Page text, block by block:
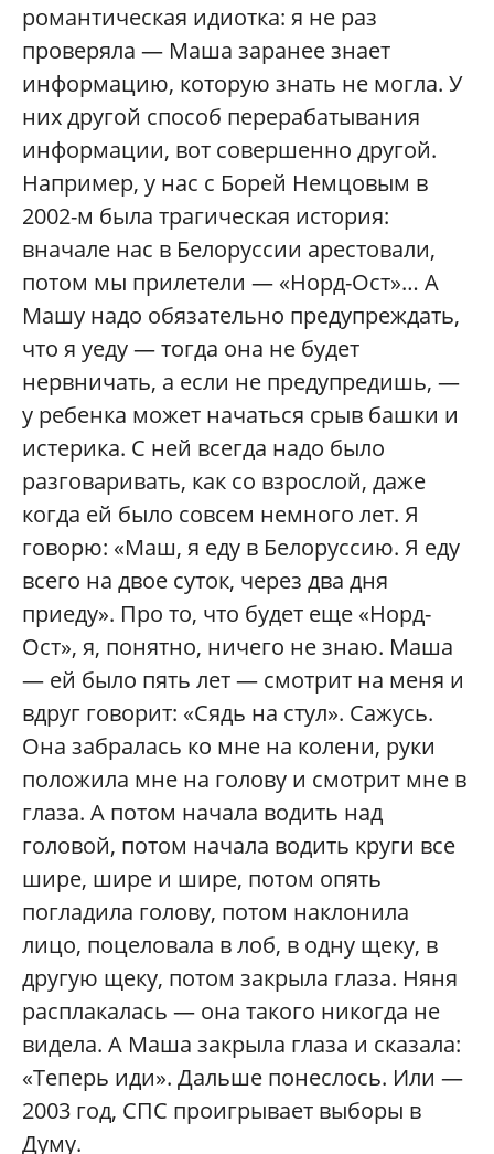
романтическая идиотка: я не раз
проверяла — Маша заранее знает
информацию, которую знать не могла. У
них другой способ перерабатывания
информации, вот совершенно другой.
Например, у нас с Борей Немцовым в
2002-м была трагическая история:
вначале нас в Белоруссии арестовали,
потом мы прилетели — «Норд-Ост»… А
Машу надо обязательно предупреждать,
что я уеду — тогда она не будет
нервничать, а если не предупредишь, —
у ребенка может начаться срыв башки и
истерика. С ней всегда надо было
разговаривать, как со взрослой, даже
когда ей было совсем немного лет. Я
говорю: «Маш, я еду в Белоруссию. Я еду
всего на двое суток, через два дня
приеду». Про то, что будет еще «Норд-
Ост», я, понятно, ничего не знаю. Маша
— ей было пять лет — смотрит на меня и
вдруг говорит: «Сядь на стул». Сажусь.
Она забралась ко мне на колени, руки
положила мне на голову и смотрит мне в
глаза. А потом начала водить над
головой, потом начала водить круги все
шире, шире и шире, потом опять
погладила голову, потом наклонила
лицо, поцеловала в лоб, в одну щеку, в
другую щеку, потом закрыла глаза. Няня
расплакалась — она такого никогда не
видела. А Маша закрыла глаза и сказала:
«Теперь иди». Дальше понеслось. Или —
2003 год, СПС проигрывает выборы в
Думу.